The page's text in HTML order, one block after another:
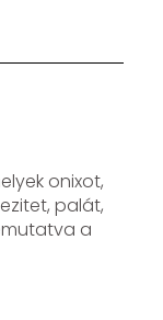
onixot,
palát,
a